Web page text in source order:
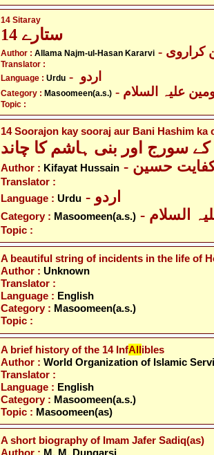
14 Sitaray
14 ستارے
Author : Allama Najm-ul-Hasan Kararvi کراروی
Translator :
Language : Urdu
Category : Masoomeen(a.s.)
Topic :
14 Soorajon kay sooraj aur Bani Hashim ka
سورج اور بنی ہاشم کا چاند
Author : Kifayat Hussain کفایت حسین
Translator :
Language : Urdu - اردو
Category : Masoomeen(a.s.)
Topic :
A beautiful string of incidents in the life of
Author : Unknown
Translator :
Language : English
Category : Masoomeen(a.s.)
Topic :
A brief history of the 14 InfAllibles
Author : World Organization of Islamic
Translator :
Language : English
Category : Masoomeen(a.s.)
Topic : Masoomeen(as)
A short biography of Imam Jafer Sadiq(as)
Author : M. M. Dungarsi